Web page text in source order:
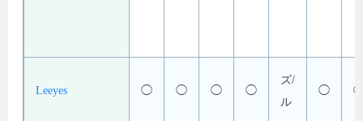
Leeyes ◯ ◯ ◯ ◯
ズ/
ル
◯